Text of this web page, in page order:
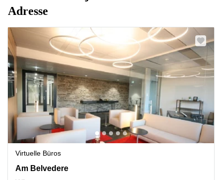
Adresse
Virtuelle Büros
Am Belvedere 8, Wien
Am Belvedere